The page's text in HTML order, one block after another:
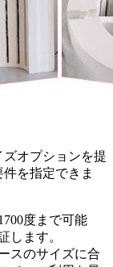
オプションを提
を指定できま
度まで可能
します。
スのサイズに合